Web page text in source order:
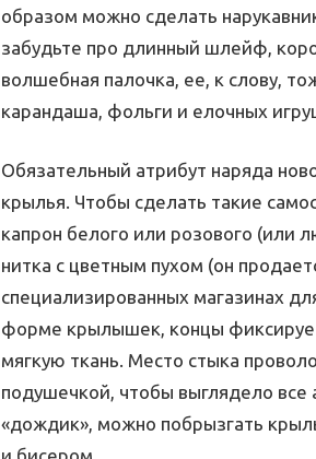
образом можно сделать
забудьте про длинный шлейф,
волшебная палочка, ее, к слову,
карандаша, фольги и елочных
Обязательный атрибут наряда
крылья. Чтобы сделать такие
капрон белого или розового (или
нитка с цветным пухом (он
специализированных магазинах
форме крылышек, концы
мягкую ткань. Место стыка
подушечкой, чтобы выглядело
«дождик», можно побрызгать